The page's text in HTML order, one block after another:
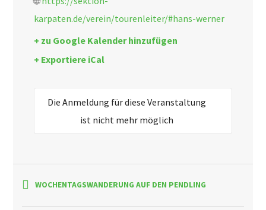
karpaten.de/verein/tourenleiter/#hans-werner
+ zu Google Kalender hinzufügen
+ Exportiere iCal
Die Anmeldung für diese Veranstaltung
ist nicht mehr möglich
WOCHENTAGSWANDERUNG AUF DEN PENDLING